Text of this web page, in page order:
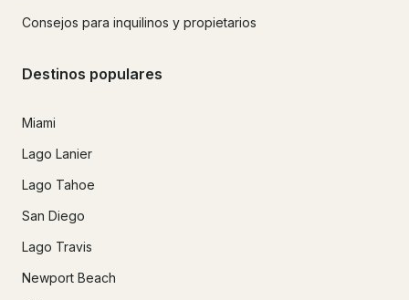
Consejos para inquilinos y propietarios
Destinos populares
Miami
Lago Lanier
Lago Tahoe
San Diego
Lago Travis
Newport Beach